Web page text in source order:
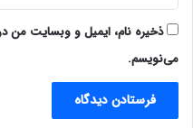
ذخیره نام، ایمیل و وبسایت من
می‌نویسم.